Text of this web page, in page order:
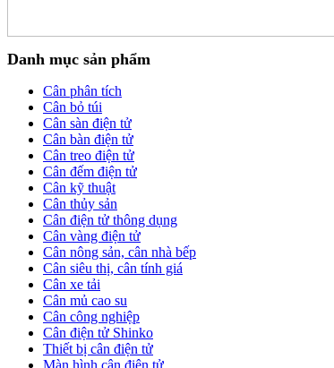
Danh mục sản phẩm
Cân phân tích
Cân bỏ túi
Cân sàn điện tử
Cân bàn điện tử
Cân treo điện tử
Cân đếm điện tử
Cân kỹ thuật
Cân thủy sản
Cân điện tử thông dụng
Cân vàng điện tử
Cân nông sản, cân nhà bếp
Cân siêu thị, cân tính giá
Cân xe tải
Cân mủ cao su
Cân công nghiệp
Cân điện tử Shinko
Thiết bị cân điện tử